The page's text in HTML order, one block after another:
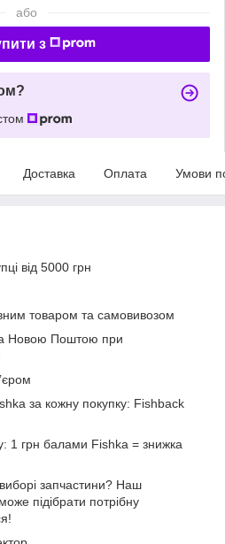
або
з
Доставка Оплата Умови
від 5000 грн
товаром та самовивозом
Новою Поштою при
за кожну покупку: Fishback
1 грн балами Fishka = знижка
запчастини? Наш
підібрати потрібну